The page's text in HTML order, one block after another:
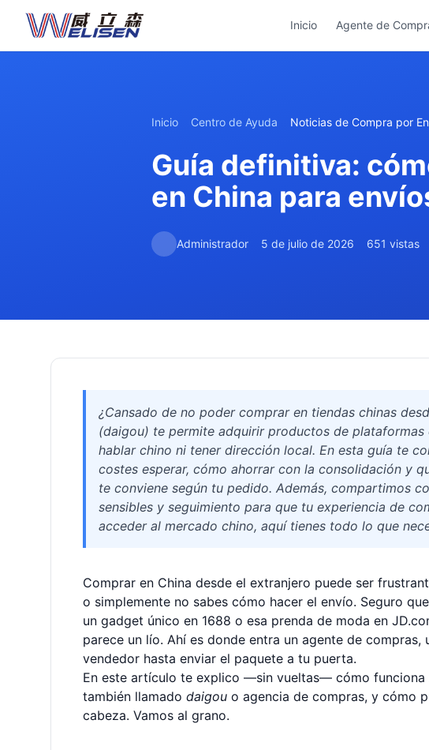
Inicio Agente de
Inicio Centro de Ayuda Noticias de Compra por
Guía definitiva:
en China para
Administrador 5 de julio de 2026 651 vistas
¿Cansado de no poder comprar en tiendas chinas
(daigou) te permite adquirir productos de
hablar chino ni tener dirección local. En esta guía te
costes esperar, cómo ahorrar con la consolidación y
te conviene según tu pedido. Además, compartimos
sensibles y seguimiento para que tu experiencia de
acceder al mercado chino, aquí tienes todo lo que
Comprar en China desde el extranjero puede ser
o simplemente no sabes cómo hacer el envío. Seguro
un gadget único en 1688 o esa prenda de moda en
parece un lío. Ahí es donde entra un agente de
vendedor hasta enviar el paquete a tu puerta.
En este artículo te explico —sin vueltas— cómo funciona
también llamado daigou o agencia de compras, y cómo
cabeza. Vamos al grano.